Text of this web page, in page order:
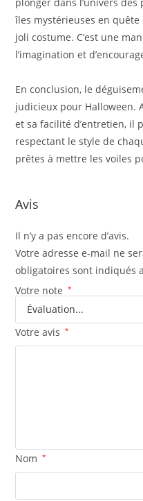
îles mystérieuses en
joli costume. C’est une
l’imagination et
En conclusion, le
judicieux pour Halloween.
et sa facilité d’entretien, il
respectant le style de
prêtes à mettre les voiles
Avis
Il n’y a pas encore d’avis.
Votre adresse e-mail ne
obligatoires sont indiqués
Votre note *
Votre avis *
Nom *